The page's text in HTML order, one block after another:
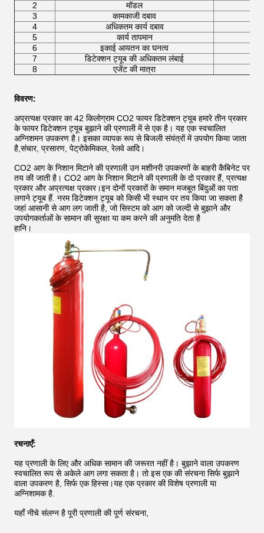
2
मॉडल
3
कामकाजी दबाव
4
अधिकतम कार्य दबाव
5
कार्य तापमान
6
इकाई आयतन का घनत्व
7
डिटेक्शन ट्यूब की अधिकतम लंबाई
8
एजेंट की मात्रा
विवरण:
अप्रत्यक्ष प्रकार का 42 किलोग्राम CO2 फायर डिटेक्शन ट्यूब हमारे तीन प्रकार
के फायर डिटेक्शन ट्यूब बुझाने की प्रणाली में से एक है। यह एक स्वचालित
अग्निशमन उपकरण है। इसका व्यापक रूप से बिजली संयंत्रों में उपयोग किया जाता
है,संचार, प्रसारण, पेट्रोकेमिकल, रेलवे आदि।
CO2 आग के निशान मिटाने की प्रणाली उन मशीनरी उपकरणों के बाहरी कैबिनेट पर
तय की जाती है। CO2 आग के निशान मिटाने की प्रणाली के दो प्रकार हैं, प्रत्यक्ष
प्रकार और अप्रत्यक्ष प्रकार।इन दोनों प्रकारों के समान मजबूत बिंदुओं का पता
लगाने ट्यूब हैं. नरम डिटेक्शन ट्यूब को किसी भी स्थान पर तय किया जा सकता है
जहां आसानी से आग लग जाती है, जो सिस्टम को आग को जल्दी से बुझाने और
उपयोगकर्ताओं के सामान की सुरक्षा या कम करने की अनुमति देता है
हानि।
रचनाएँ:
यह प्रणाली के लिए और अधिक सामान की जरूरत नहीं है। बुझाने वाला उपकरण
स्वचालित रूप से अकेले आग लगा सकता है। तो इस एक की संरचना सिर्फ बुझाने
वाला उपकरण है, सिर्फ एक हिस्सा।यह एक प्रकार की विशेष प्रणाली या
अग्निशामक है.
यहाँ नीचे संलग्न है पूरी प्रणाली की पूर्ण संरचना,